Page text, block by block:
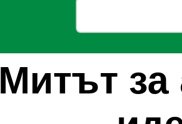
Митът за